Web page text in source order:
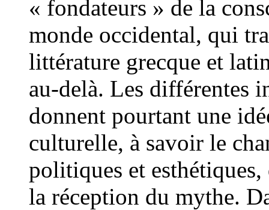
« fondateurs » de la
monde occidental, qui
littérature grecque et
au-delà. Les différentes
donnent pourtant une
culturelle, à savoir le
politiques et
la réception du mythe.